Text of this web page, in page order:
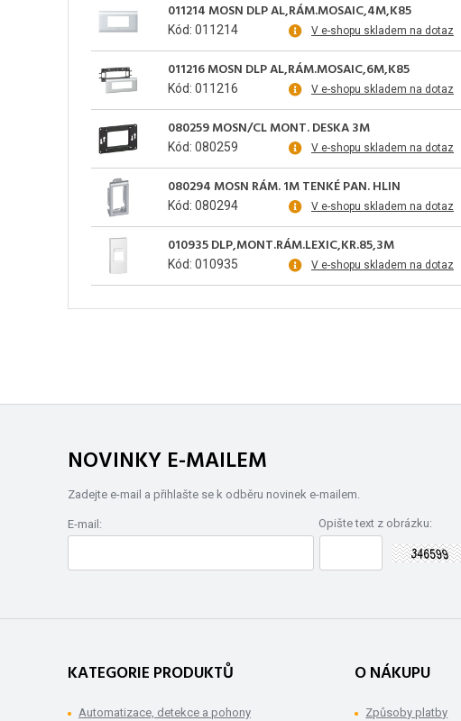
011214 MOSN DLP AL,RÁM.MOSAIC,4M,K85
Kód: 011214 V e-shopu skladem na dotaz
011216 MOSN DLP AL,RÁM.MOSAIC,6M,K85
Kód: 011216 V e-shopu skladem na dotaz
080259 MOSN/CL MONT. DESKA 3M
Kód: 080259 V e-shopu skladem na dotaz
080294 MOSN RÁM. 1M TENKÉ PAN. HLIN
Kód: 080294 V e-shopu skladem na dotaz
010935 DLP,MONT.RÁM.LEXIC,KR.85,3M
Kód: 010935 V e-shopu skladem na dotaz
NOVINKY E-MAILEM
Zadejte e-mail a přihlašte se k odběru novinek e-mailem.
E-mail: Opište text z obrázku:
KATEGORIE PRODUKTŮ
Automatizace, detekce a pohony
O NÁKUPU
Způsoby platby